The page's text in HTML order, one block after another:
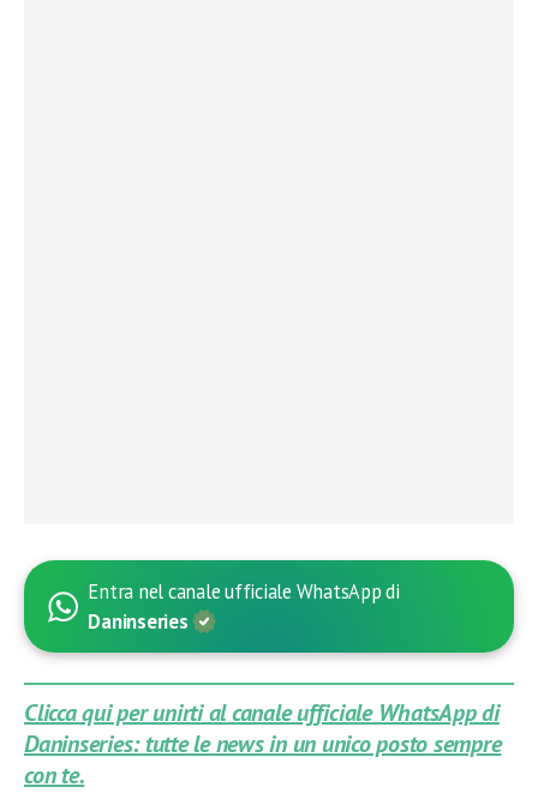
Entra nel canale ufficiale WhatsApp di
Daninseries
Clicca qui per unirti al canale ufficiale WhatsApp di
Daninseries: tutte le news in un unico posto sempre
con te.